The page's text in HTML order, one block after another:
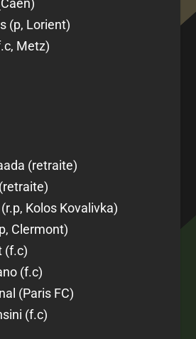
(p, Lorient)
Metz)
(retraite)
Kolos Kovalivka)
Clermont)
(f.c)
(f.c)
(Paris FC)
(f.c)